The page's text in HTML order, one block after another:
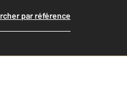
par référence